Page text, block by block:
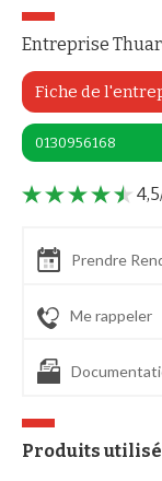
Entreprise
Fiche de
0130956168
Prendre
Me rappeler
Produits